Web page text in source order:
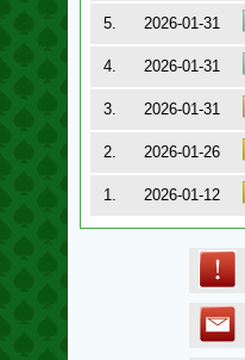
5. 2026-01-31
4. 2026-01-31
3. 2026-01-31
2. 2026-01-26
1. 2026-01-12